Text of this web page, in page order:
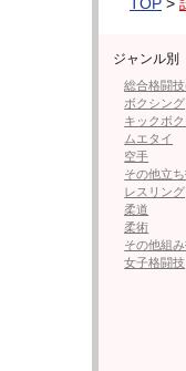
2Rに
澤。
ンター
TOP >
ジャンル別
総合格闘
ボクシング
キックボ
ムエタイ
空手
その他立
レスリング
柔道
柔術
その他組
女子格闘技